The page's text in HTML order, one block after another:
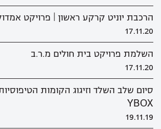
הרכבת יוניט קרקע ראשון | פרויקט
17.11.20
השלמת פרויקט בית חולים מ.ר.ב
17.11.20
סיום שלב השלד וזיגוג הקומות
YBOX
19.11.19